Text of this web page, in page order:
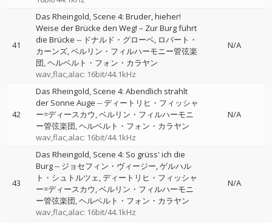
41
Das Rheingold, Scene 4: Bruder, hieher!
Weise der Brücke den Weg! – Zur Burg führt
die Brücke -- ドナルド・グローベ ロバート・
カーンズ ベルリン・フィルハーモニー管弦楽
団 ヘルベルト・フォン・カラヤン
wav,flac,alac: 16bit/44.1kHz
N/A
42
Das Rheingold, Scene 4: Abendlich strahlt
der Sonne Auge --ディートリヒ・フィッシャ
ー=ディースカウ ベルリン・フィルハーモニ
ー管弦楽団 ヘルベルト・フォン・カラヤン
wav,flac,alac: 16bit/44.1kHz
N/A
43
Das Rheingold, Scene 4: So grüss' ich die
Burg-- ジョセフィン・ヴィージー ゲルハル
ト・シュトルツェ ディートリヒ・フィッシャ
ー=ディースカウ ベルリン・フィルハーモニ
ー管弦楽団 ヘルベルト・フォン・カラヤン
wav,flac,alac: 16bit/44.1kHz
N/A